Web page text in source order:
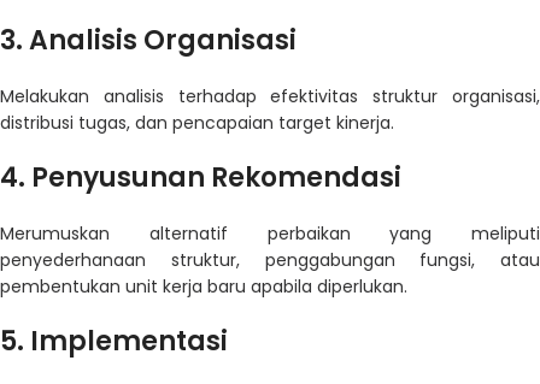
3. Analisis Organisasi
Melakukan analisis terhadap efektivitas struktur organisasi,
distribusi tugas, dan pencapaian target kinerja.
4. Penyusunan Rekomendasi
Merumuskan alternatif perbaikan yang meliputi
penyederhanaan struktur, penggabungan fungsi, atau
pembentukan unit kerja baru apabila diperlukan.
5. Implementasi